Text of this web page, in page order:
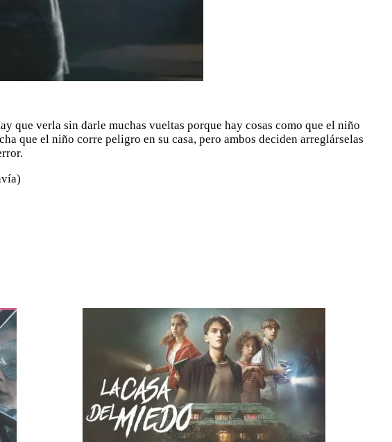
que verla sin darle muchas vueltas porque hay cosas como que el niño
que el niño corre peligro en su casa, pero ambos deciden arreglárselas